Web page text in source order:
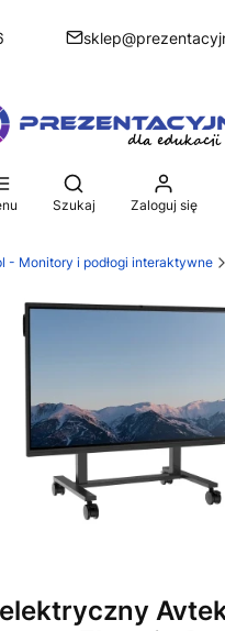
Otwórz wyszukiwarkę
Szukaj Zaloguj się
- Monitory i podłogi interaktywne